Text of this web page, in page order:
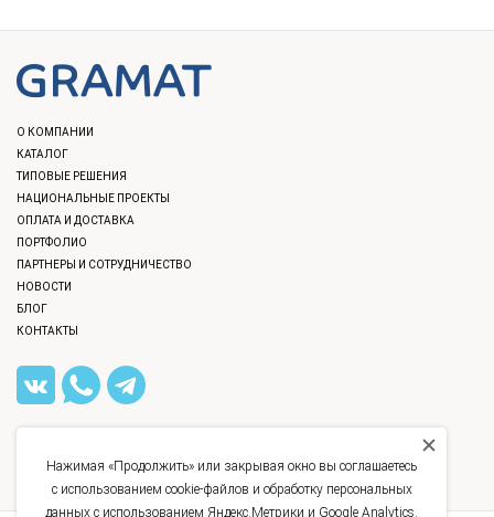
О КОМПАНИИ
КАТАЛОГ
ТИПОВЫЕ РЕШЕНИЯ
НАЦИОНАЛЬНЫЕ ПРОЕКТЫ
ОПЛАТА И ДОСТАВКА
ПОРТФОЛИО
ПАРТНЕРЫ И СОТРУДНИЧЕСТВО
НОВОСТИ
БЛОГ
КОНТАКТЫ
INFO@GRAMAT.RU
УЛ. БАССЕЙНАЯ, Д. 21
Нажимая «Продолжить» или закрывая окно вы соглашаетесь
с использованием cookie-файлов и обработку персональных
данных с использованием Яндекс.Метрики и Google Analytics.